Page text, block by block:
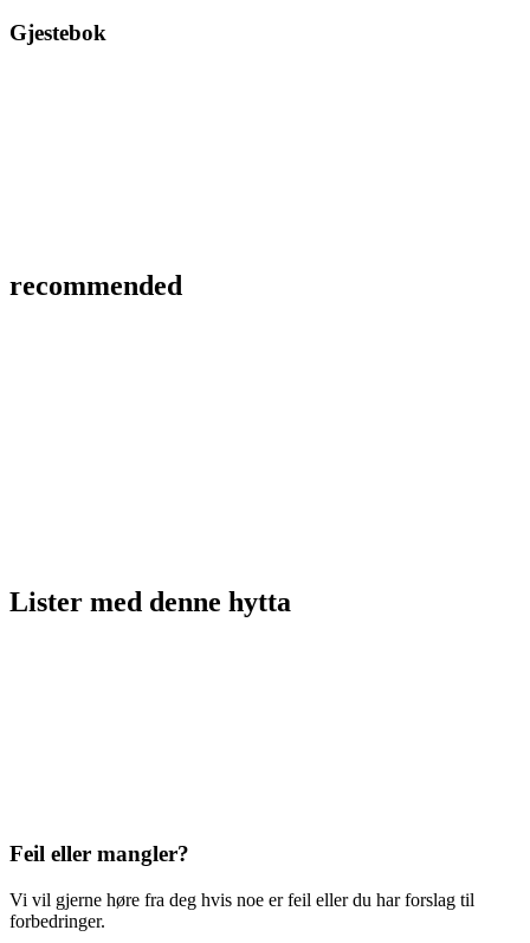
Gjestebok
recommended
Lister med denne hytta
Feil eller mangler?
Vi vil gjerne høre fra deg hvis noe er feil eller du har forslag til
forbedringer.